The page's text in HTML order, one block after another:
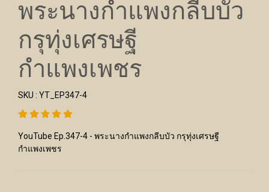
พระนางกำแพงกลีบบัว
กรุทุ่งเศรษฐี
กำแพงเพชร
SKU : YT_EP347-4
YouTube Ep.347-4 - พระนางกำแพงกลีบบัว กรุทุ่งเศรษฐี
กำแพงเพชร